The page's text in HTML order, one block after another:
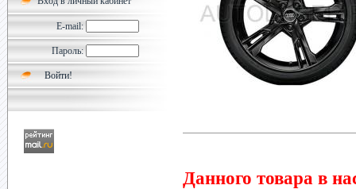
E-mail:
Пароль:
Данного товара в